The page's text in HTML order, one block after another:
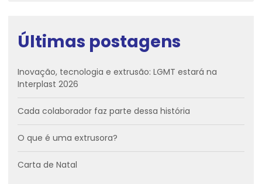
Últimas postagens
Inovação, tecnologia e extrusão: LGMT estará na
Interplast 2026
Cada colaborador faz parte dessa história
O que é uma extrusora?
Carta de Natal